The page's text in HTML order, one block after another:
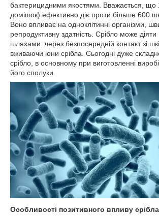
бактерицидними якостями. Вважається, що
домішок) ефективно діє проти більше 600
Воно впливає на одноклітинні організми,
репродуктивну здатність. Срібло може діяти
шляхами: через безпосередній контакт зі
вживаючи іони срібла. Сьогодні дуже
срібло, в основному при виготовленні
його сполуки.
Особливості позитивного впливу